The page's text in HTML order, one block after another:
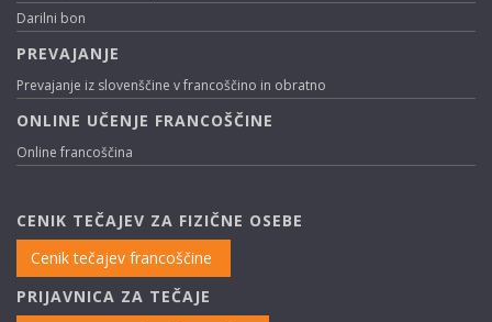
Darilni bon
PREVAJANJE
Prevajanje iz slovenščine v francoščino in obratno
ONLINE UČENJE FRANCOŠČINE
Online francoščina
CENIK TEČAJEV ZA FIZIČNE OSEBE
Cenik tečajev francoščine
PRIJAVNICA ZA TEČAJE